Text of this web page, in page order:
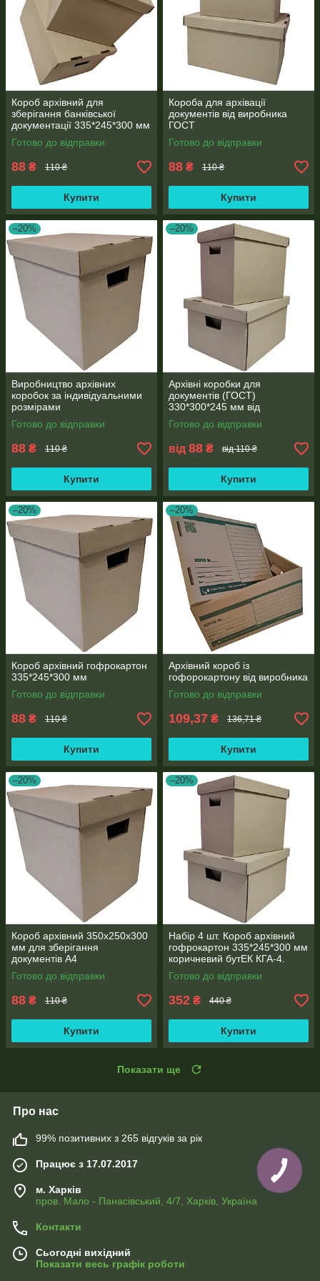
Короб архівний для
зберігання банківської
документації 335*245*300 мм
Готово до відправки
88 ₴ 110 ₴
Купити
Короба для архівації
документів від виробника
ГОСТ
Готово до відправки
88 ₴ 110 ₴
Купити
–20%
Виробництво архівних
коробок за індивідуальними
розмірами
Готово до відправки
88 ₴ 110 ₴
Купити
–20%
Архівні коробки для
документів (ГОСТ)
330*300*245 мм від
виробника
Готово до відправки
від 88 ₴ від 110 ₴
Купити
–20%
Короб архівний гофрокартон
335*245*300 мм
Готово до відправки
88 ₴ 110 ₴
Купити
–20%
Архівний короб із
гофорокартону від виробника
Готово до відправки
109,37 ₴ 136,71 ₴
Купити
–20%
Короб архівний 350х250х300
мм для зберігання
документів А4
Готово до відправки
88 ₴ 110 ₴
Купити
–20%
Набір 4 шт. Короб архівний
гофрокартон 335*245*300 мм
коричневий бутЕК КГА-4.
Готово до відправки
352 ₴ 440 ₴
Купити
Показати ще
Про нас
99% позитивних з 265 відгуків за рік
Працює з 17.07.2017
м. Харків
пров. Мало - Панасівський, 4/7, Харків, Україна
Контакти
Сьогодні вихідний
Показати весь графік роботи